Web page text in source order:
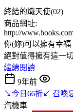
終結的熾天使(02)
商品網址:
http://
你(妳)可以擁有幸
絕對值得擁有這一
繼續閱讀
9年前
↘今日66折↙ 召喚
汽機車